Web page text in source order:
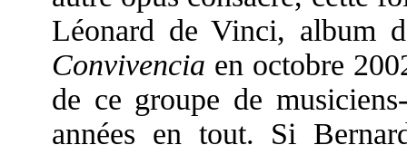
Léonard de Vinci, album
Convivencia en octobre
de ce groupe de
années en tout. Si